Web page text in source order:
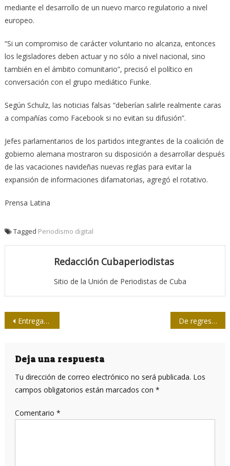
mediante el desarrollo de un nuevo marco regulatorio a nivel
europeo.
“Si un compromiso de carácter voluntario no alcanza, entonces
los legisladores deben actuar y no sólo a nivel nacional, sino
también en el ámbito comunitario”, precisó el político en
conversación con el grupo mediático Funke.
Según Schulz, las noticias falsas “deberían salirle realmente caras
a compañías como Facebook si no evitan su difusión”.
Jefes parlamentarios de los partidos integrantes de la coalición de
gobierno alemana mostraron su disposición a desarrollar después
de las vacaciones navideñas nuevas reglas para evitar la
expansión de informaciones difamatorias, agregó el rotativo.
Prensa Latina
Tagged Periodismo digital
Redacción Cubaperiodistas
Sitio de la Unión de Periodistas de Cuba
Navegación
entradas
Entregan a periodistas guantanameros Premio a la Dignidad De regreso con Fidel hasta el fin de todos los tiempos
Deja una respuesta
Tu dirección de correo electrónico no será publicada. Los
campos obligatorios están marcados con *
Comentario *